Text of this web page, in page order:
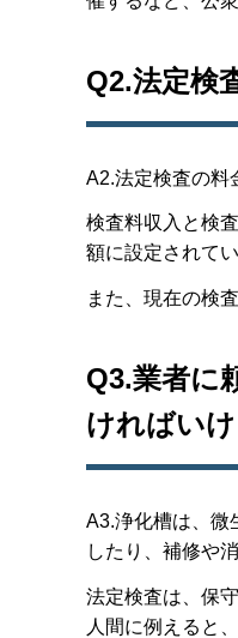
Q2.法定検
A2.法定検査の料
検査料収入と検
額に設定されてい
また、現在の検
Q3.業者に
ければい
A3.浄化槽は、微
したり、補修や
法定検査は、保
人間に例えると